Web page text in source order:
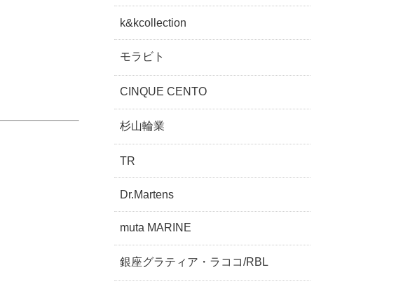
k&kcollection
モラビト
CINQUE CENTO
杉山輪業
TR
Dr.Martens
muta MARINE
銀座グラティア・ラココ/RBL